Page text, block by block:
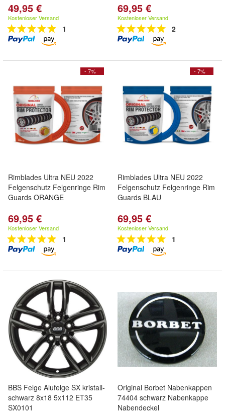
49,95 €
Kostenloser Versand
1
69,95 €
Kostenloser Versand
2
- 7%
Rimblades Ultra NEU 2022
Felgenschutz Felgenringe Rim
Guards ORANGE
69,95 €
Kostenloser Versand
1
- 7%
Rimblades Ultra NEU 2022
Felgenschutz Felgenringe Rim
Guards BLAU
69,95 €
Kostenloser Versand
1
BBS Felge Alufelge SX kristall-
schwarz 8x18 5x112 ET35
SX0101
Original Borbet Nabenkappen
74404 schwarz Nabenkappe
Nabendeckel